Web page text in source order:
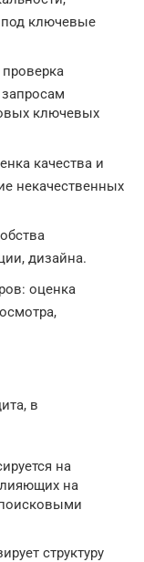
под ключевые
ключевых
качества и
некачественных
дизайна.
оценка
в
на
на
структуру